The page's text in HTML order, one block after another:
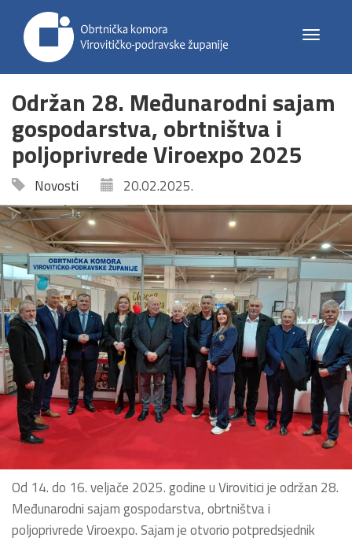
Toggle
Održan 28. Međunarodni sajam
gospodarstva, obrtništva i
poljoprivrede Viroexpo 2025
Novosti 20.02.2025.
Od 14. do 16. veljače 2025. godine u Virovitici je održan 28.
Međunarodni sajam gospodarstva, obrtništva i
poljoprivrede Viroexpo. Sajam je otvorio potpredsjednik